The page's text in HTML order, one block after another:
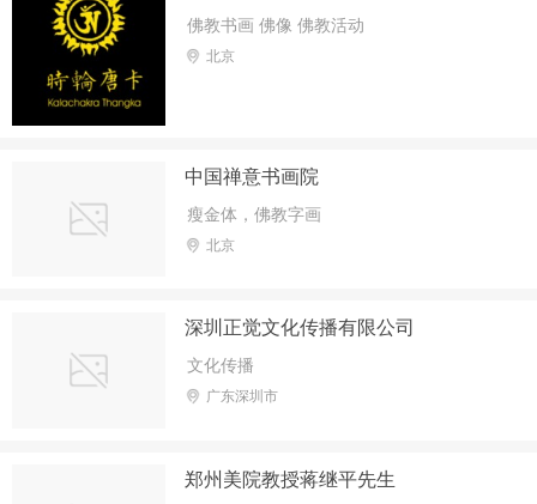
佛教书画 佛像 佛教活动
北京
中国禅意书画院
瘦金体，佛教字画
北京
深圳正觉文化传播有限公司
文化传播
广东深圳市
郑州美院教授蒋继平先生